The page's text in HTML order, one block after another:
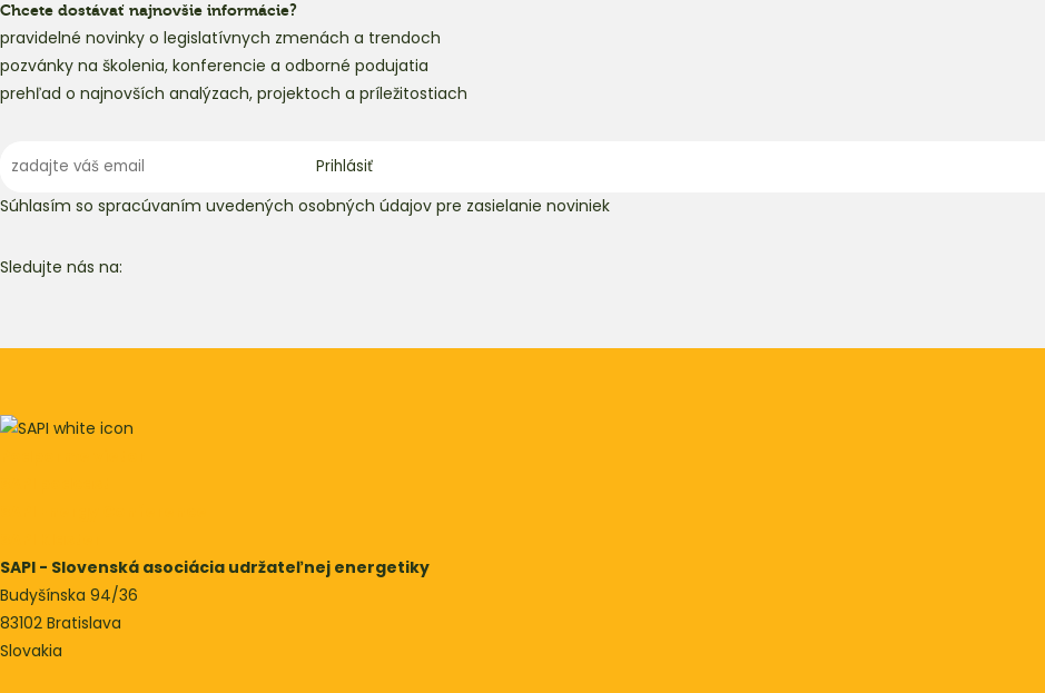
Chcete dostávať najnovšie informácie?
pravidelné novinky o legislatívnych zmenách a trendoch
pozvánky na školenia, konferencie a odborné podujatia
prehľad o najnovších analýzach, projektoch a príležitostiach
Súhlasím so spracúvaním uvedených osobných údajov pre zasielanie noviniek
Sledujte nás na:
SAPI - Slovenská asociácia udržateľnej energetiky
Budyšínska 94/36
83102 Bratislava
Slovakia